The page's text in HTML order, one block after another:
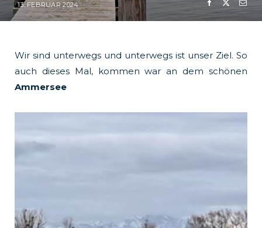
k a
13. FEBRUAR 2024
Wir sind unterwegs und unterwegs ist unser Ziel. So
auch dieses Mal, kommen war an dem schönen
Ammersee